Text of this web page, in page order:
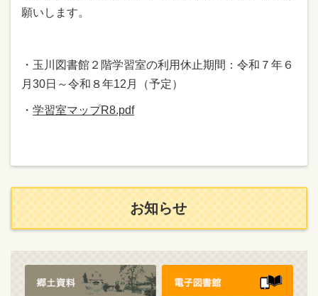
願いします。
・玉川図書館２階学習室の利用休止期間：令和７年６
月30日～令和８年12月（予定）
・ 学習室マップR8.pdf
お知らせ